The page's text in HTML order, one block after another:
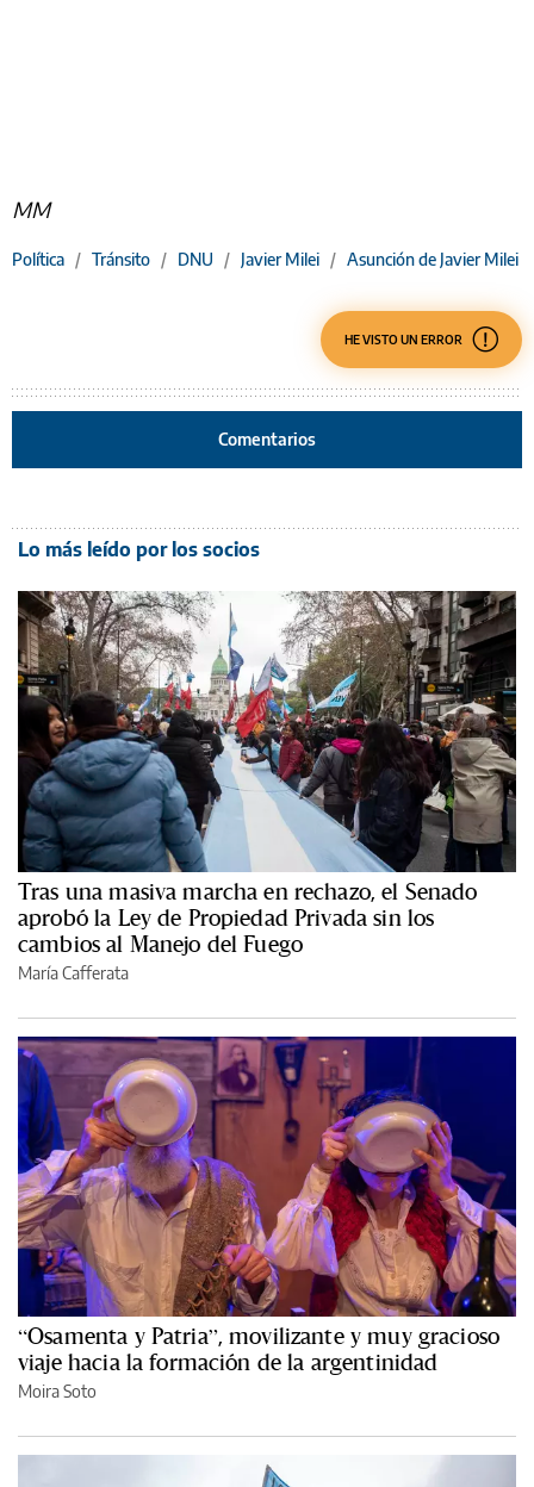
MM
Política / Tránsito / DNU / Javier Milei / Asunción de Javier Milei
HE VISTO UN ERROR
Comentarios
Lo más leído por los socios
Tras una masiva marcha en rechazo, el Senado
aprobó la Ley de Propiedad Privada sin los
cambios al Manejo del Fuego
María Cafferata
“Osamenta y Patria”, movilizante y muy gracioso
viaje hacia la formación de la argentinidad
Moira Soto